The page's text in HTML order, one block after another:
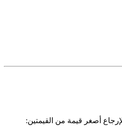
من القيمتين: